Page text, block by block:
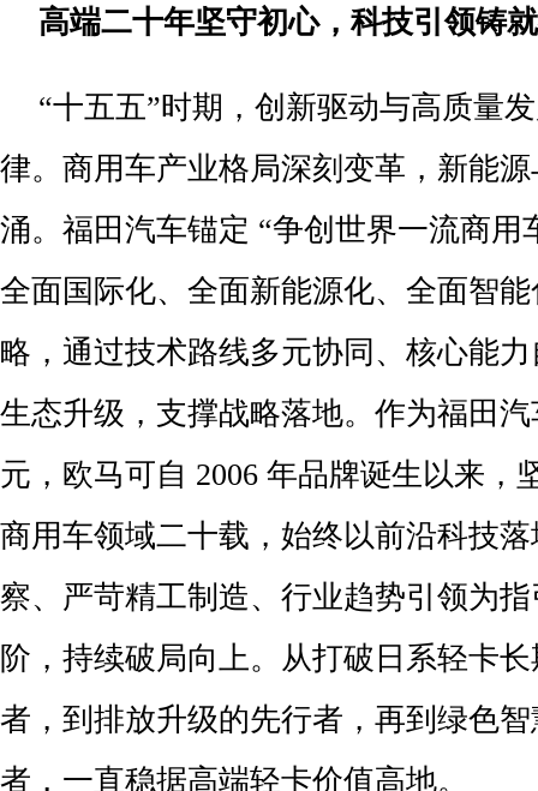
高端二十年坚守初心，科技引领铸
“十五五”时期，创新驱动与高质量
律。商用车产业格局深刻变革，新能
涌。福田汽车锚定 “争创世界一流商用
全面国际化、全面新能源化、全面智
略，通过技术路线多元协同、核心能
生态升级，支撑战略落地。作为福田
元，欧马可自 2006 年品牌诞生以来，
商用车领域二十载，始终以前沿科技
察、严苛精工制造、行业趋势引领为
阶，持续破局向上。从打破日系轻卡
者，到排放升级的先行者，再到绿色
者，一直稳据高端轻卡价值高地。